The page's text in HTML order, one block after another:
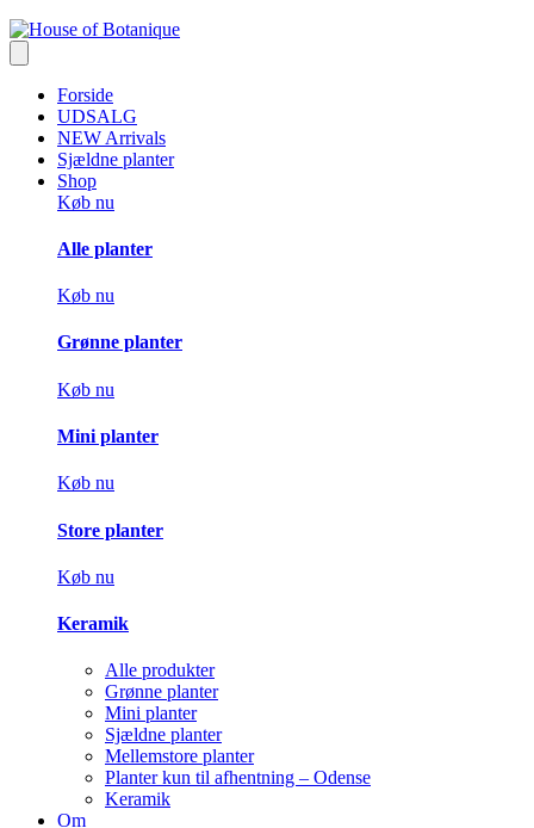
Forside
UDSALG
NEW Arrivals
Sjældne planter
Shop
Køb nu
Alle planter
Køb nu
Grønne planter
Køb nu
Mini planter
Køb nu
Store planter
Køb nu
Keramik
Alle produkter
Grønne planter
Mini planter
Sjældne planter
Mellemstore planter
Planter kun til afhentning – Odense
Keramik
Om